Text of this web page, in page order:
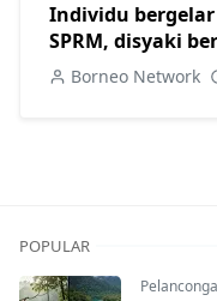
Individu
SPRM, disyaki
diesel di Sibu
Borneo Network
POPULAR